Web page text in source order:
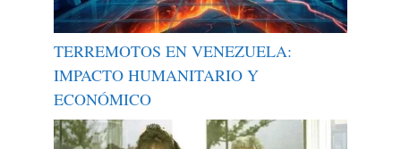
TERREMOTOS EN VENEZUELA:
IMPACTO HUMANITARIO Y
ECONÓMICO